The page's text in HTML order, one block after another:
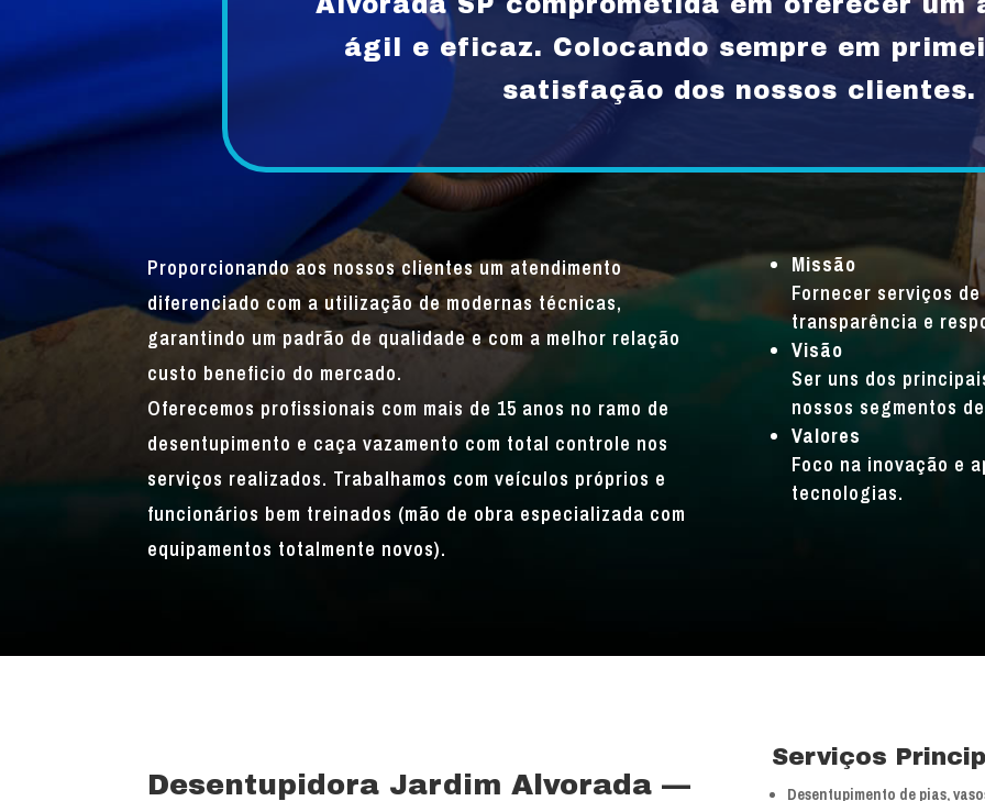
ágil e eficaz. Colocando sempre em
satisfação dos nossos clientes.
Proporcionando aos nossos clientes um atendimento
diferenciado com a utilização de modernas técnicas,
garantindo um padrão de qualidade e com a melhor relação
custo beneficio do mercado.
Oferecemos profissionais com mais de 15 anos no ramo de
desentupimento e caça vazamento com total controle nos
serviços realizados. Trabalhamos com veículos próprios e
funcionários bem treinados (mão de obra especializada com
equipamentos totalmente novos).
Missão
Fornecer serviços
transparência e
Visão
Ser uns dos
nossos segmentos
Valores
Foco na inovação e
tecnologias.
Desentupidora Jardim Alvorada —
Serviços
Desentupimento de pias,